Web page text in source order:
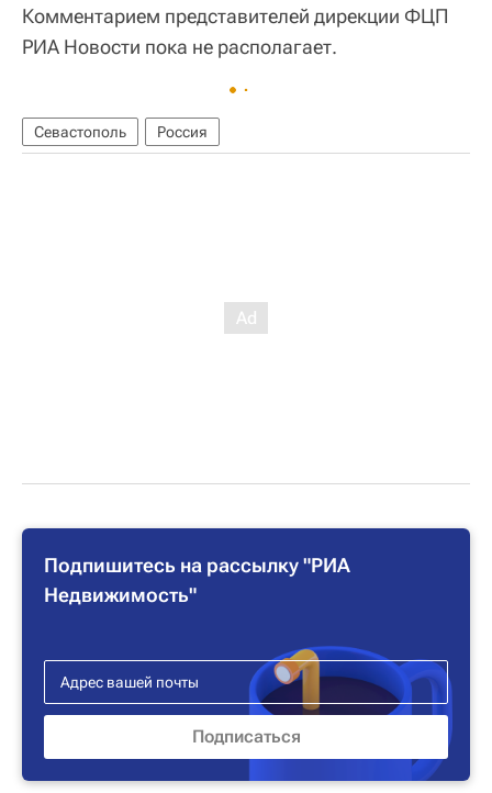
Комментарием представителей дирекции ФЦП
РИА Новости пока не располагает.
Севастополь Россия
Подпишитесь на рассылку "РИА
Недвижимость"